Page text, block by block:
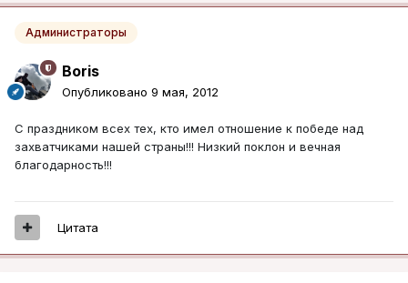
Администраторы
Boris
Опубликовано 9 мая, 2012
С праздником всех тех, кто имел отношение к победе над
захватчиками нашей страны!!! Низкий поклон и вечная
благодарность!!!
Цитата